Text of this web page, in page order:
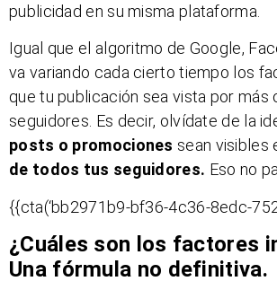
publicidad en su misma plataforma.
Igual que el algoritmo de Google,
va variando cada cierto tiempo los
que tu publicación sea vista por más
seguidores. Es decir, olvídate de la
posts o promociones sean visibles
de todos tus seguidores. Eso no
{{cta(‘bb2971b9-bf36-4c36-8edc-
¿Cuáles son los factores
Una fórmula no definitiva.